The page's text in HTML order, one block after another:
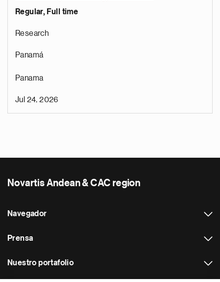
Regular, Full time
Research
Panamá
Panama
Jul 24, 2026
Novartis Andean & CAC region
Navegador
Prensa
Nuestro portafolio